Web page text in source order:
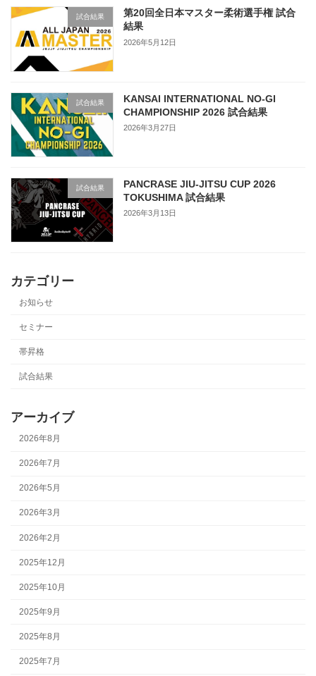
試合結果
第20回全日本マスター柔術選手権 試合
結果
2026年5月12日
試合結果
KANSAI INTERNATIONAL NO-GI
CHAMPIONSHIP 2026 試合結果
2026年3月27日
試合結果
PANCRASE JIU-JITSU CUP 2026
TOKUSHIMA 試合結果
2026年3月13日
カテゴリー
お知らせ
セミナー
帯昇格
試合結果
アーカイブ
2026年8月
2026年7月
2026年5月
2026年3月
2026年2月
2025年12月
2025年10月
2025年9月
2025年8月
2025年7月